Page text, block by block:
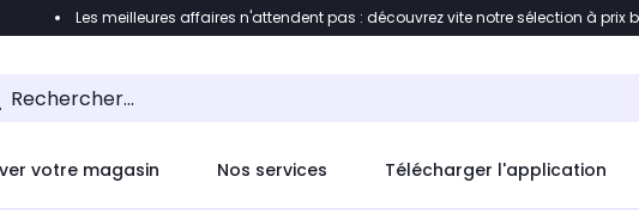
directement au contenu Accéder directement au pied de
Les meilleures affaires n'attendent pas : découvrez vite notre sélection à prix
votre magasin Nos services Télécharger l'application